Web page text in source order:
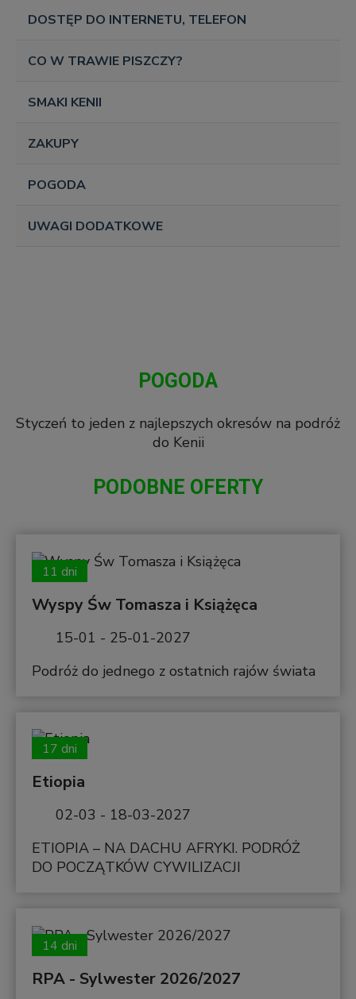
DOSTĘP DO INTERNETU, TELEFON
CO W TRAWIE PISZCZY?
SMAKI KENII
ZAKUPY
POGODA
UWAGI DODATKOWE
POGODA
Styczeń to jeden z najlepszych okresów na podróż
do Kenii
PODOBNE OFERTY
11 dni
Wyspy Św Tomasza i Książęca
15-01 - 25-01-2027
Podróż do jednego z ostatnich rajów świata
17 dni
Etiopia
02-03 - 18-03-2027
ETIOPIA – NA DACHU AFRYKI. PODRÓŻ
DO POCZĄTKÓW CYWILIZACJI
14 dni
RPA - Sylwester 2026/2027